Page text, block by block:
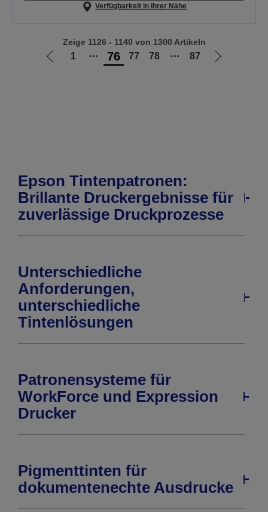
Verfügbarkeit in Ihrer Nähe
Zur
1 ⋯ 76 77 78 ⋯ 87
Zur
Zeige 1126 - 1140 von 1300 Artikeln
Epson Tintenpatronen:
Brillante Druckergebnisse für
zuverlässige Druckprozesse
Unterschiedliche
Anforderungen,
unterschiedliche
Tintenlösungen
Patronensysteme für
WorkForce und Expression
Drucker
Pigmenttinten für
dokumentenechte Ausdrucke